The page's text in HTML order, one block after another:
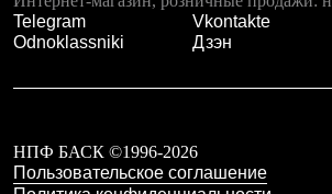
Куртки
Брюки
Утепленная синтетикой
Куртки
Футболки
Толстовки
Telegram
Vkontakte
Odnoklassniki
Дзэн
НПФ БАСК ©1996-2026
Пользовательское соглашение